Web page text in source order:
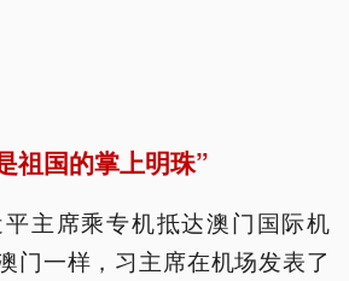
祖国的掌上明珠”
主席乘专机抵达澳门国际机
门一样，习主席在机场发表了